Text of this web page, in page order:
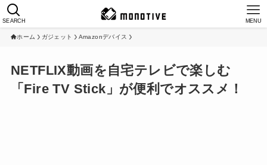
SEARCH MENU
ホーム ガジェット Amazonデバイス
NETFLIX動画を自宅テレビで楽しむ
「Fire TV Stick」が便利でオススメ！